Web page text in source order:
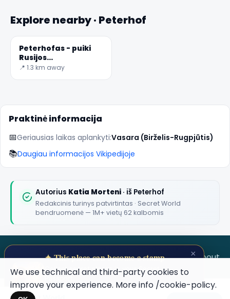
Explore nearby · Peterhof
Peterhofas - puiki
Rusijos
imperatoriškosios
📍 1.3 km away
Praktinė informacija
📅Geriausias laikas aplankyti:Vasara (Birželis-Rugpjūtis)
📚Daugiau informacijos Vikipedijoje
Autorius Katia Morteni · iš Peterhof
Redakcinis turinys patvirtintas · Secret World
bendruomenė — 1M+ vietų 62 kalbomis
SECRET WORLD TermsPrivacyAbout
We use technical and third-party cookies to
improve your experience. More info /cookie-policy.
×
✦ This place can become a stamp
Collect secret places in your Secret